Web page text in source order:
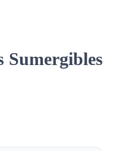
Sumergibles